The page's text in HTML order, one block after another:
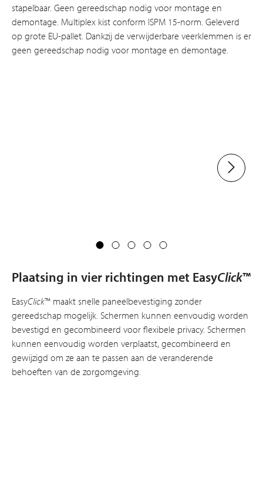
stapelbaar. Geen gereedschap nodig voor montage en
demontage. Multiplex kist conform ISPM 15-norm. Geleverd
op grote EU-pallet. Dankzij de verwijderbare veerklemmen is er
geen gereedschap nodig voor montage en demontage.
Plaatsing in vier richtingen met EasyClick™
EasyClick™ maakt snelle paneelbevestiging zonder
gereedschap mogelijk. Schermen kunnen eenvoudig worden
bevestigd en gecombineerd voor flexibele privacy. Schermen
kunnen eenvoudig worden verplaatst, gecombineerd en
gewijzigd om ze aan te passen aan de veranderende
behoeften van de zorgomgeving.